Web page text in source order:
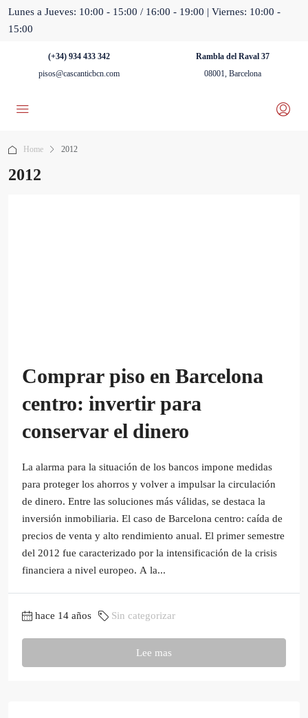
Lunes a Jueves: 10:00 - 15:00 / 16:00 - 19:00 | Viernes: 10:00 -
15:00
(+34) 934 433 342
pisos@cascanticbcn.com
Rambla del Raval 37
08001, Barcelona
Home 2012
2012
Comprar piso en Barcelona
centro: invertir para
conservar el dinero
La alarma para la situación de los bancos impone medidas
para proteger los ahorros y volver a impulsar la circulación
de dinero. Entre las soluciones más válidas, se destaca la
inversión inmobiliaria. El caso de Barcelona centro: caída de
precios de venta y alto rendimiento anual. El primer semestre
del 2012 fue caracterizado por la intensificación de la crisis
financiera a nivel europeo. A la...
hace 14 años Sin categorizar
Lee mas